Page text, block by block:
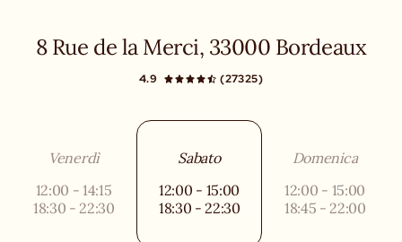
8 Rue de la Merci, 33000 Bordeaux
4.9 (27325)
Venerdì
12:00 - 14:15
18:30 - 22:30
Sabato
12:00 - 15:00
18:30 - 22:30
Domenica
12:00 - 15:00
18:45 - 22:00